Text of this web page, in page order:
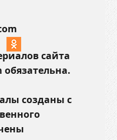
сайта
обязательна.
созданы с